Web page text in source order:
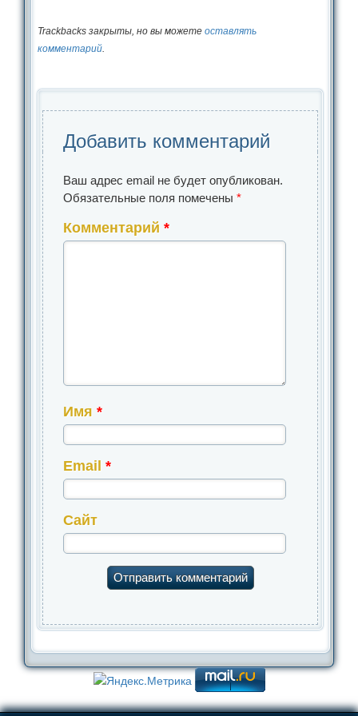
Trackbacks закрыты, но вы можетеоставлять
комментарий.
Добавить комментарий
Ваш адрес email не будет опубликован.
Обязательные поля помечены*
Комментарий*
Имя*
Email*
Сайт